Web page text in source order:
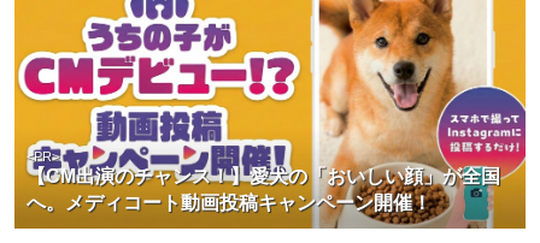
【CM出演のチャンス！】愛犬の「おいしい顔」が全国
へ。メディコート動画投稿キャンペーン開催！
<PR>